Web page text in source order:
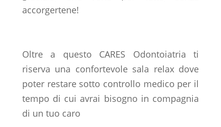
accorgertene!
Oltre a questo CARES Odontoiatria ti
riserva una confortevole sala relax dove
poter restare sotto controllo medico per il
tempo di cui avrai bisogno in compagnia
di un tuo caro